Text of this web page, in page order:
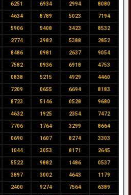
6251 6934 2994 8080
4634 8789 5023 7194
5906 5408 3423 8532
2774 3982 5388 2852
8486 0981 2637 9054
7582 0936 6918 4753
0838 5215 4929 4460
7209 0655 6694 8183
8723 5146 0528 9680
4632 1925 2354 7472
7706 1764 3299 8664
0690 1607 8274 3303
1044 3053 8171 2645
5522 9882 1486 0537
3897 3002 4643 1179
2400 9274 7564 6389